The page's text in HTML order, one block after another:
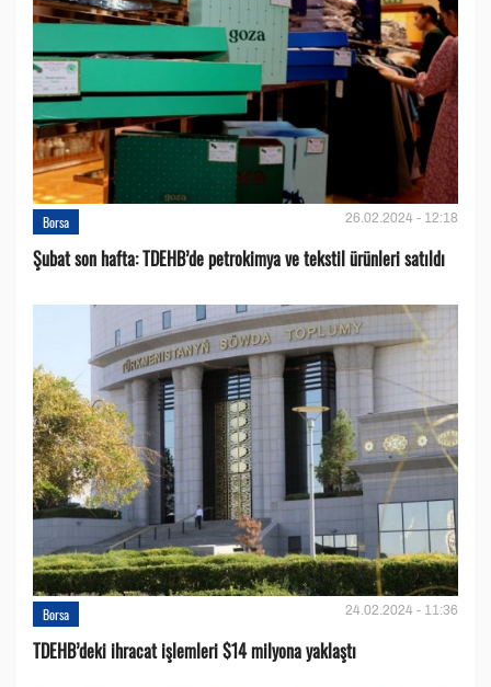
Borsa 26.02.2024 - 12:18
Şubat son hafta: TDEHB’de petrokimya ve tekstil ürünleri satıldı
Borsa 24.02.2024 - 11:36
TDEHB’deki ihracat işlemleri $14 milyona yaklaştı